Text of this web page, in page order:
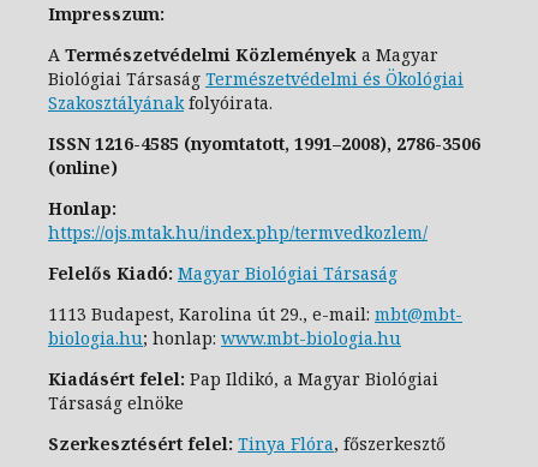
Impresszum:
A Természetvédelmi Közlemények a Magyar
Biológiai Társaság Természetvédelmi és Ökológiai
Szakosztályánakfolyóirata.
ISSN1216-4585 (nyomtatott, 1991–2008), 2786-3506
(online)
Honlap:
https://ojs.mtak.hu/index.php/termvedkozlem/
Felelős Kiadó: Magyar Biológiai Társaság
1113 Budapest, Karolina út 29., e-mail: mbt@mbt-
biologia.hu; honlap: www.mbt-biologia.hu
Kiadásért felel: Pap Ildikó, a Magyar Biológiai
Társaság elnöke
Szerkesztésért felel: Tinya Flóra, főszerkesztő